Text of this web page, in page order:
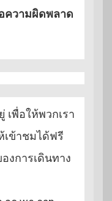
ความผิดพลาด
พื่อให้พวกเรา
เข้าชมได้ฟรี
งการเดินทาง